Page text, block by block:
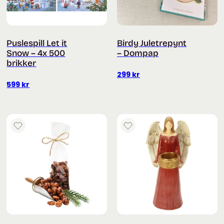
Puslespill Let it
Snow – 4x 500
brikker
599 kr
Birdy Juletrepynt
– Dompap
299 kr